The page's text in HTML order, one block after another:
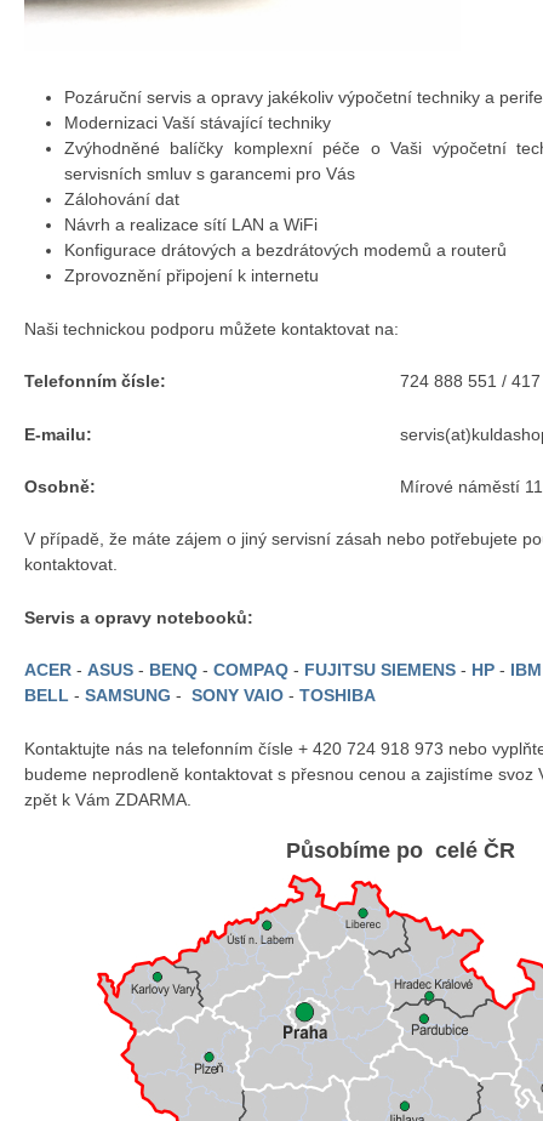
Pozáruční servis a opravy jakékoliv výpočetní techniky a
Modernizaci Vaší stávající techniky
Zvýhodněné balíčky komplexní péče o Vaši výpočetní
servisních smluv s garancemi pro Vás
Zálohování dat
Návrh a realizace sítí LAN a WiFi
Konfigurace drátových a bezdrátových modemů a routerů
Zprovoznění připojení k internetu
Naši technickou podporu můžete kontaktovat na:
Telefonním čísle:
E-mailu:
Osobně:
724 888 551 /
Mírové náměstí
V případě, že máte zájem o jiný servisní zásah nebo potřebujete
kontaktovat.
Servis a opravy notebooků:
ACER - ASUS - BENQ - COMPAQ - FUJITSU SIEMENS - HP -
BELL - SAMSUNG - SONY VAIO - TOSHIBA
Kontaktujte nás na telefonním čísle + 420 724 918 973 nebo
budeme neprodleně kontaktovat s přesnou cenou a zajistíme svoz
zpět k Vám ZDARMA.
Působíme po celé ČR